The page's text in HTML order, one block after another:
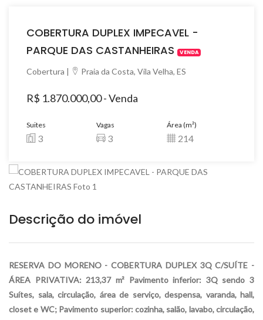
COBERTURA DUPLEX IMPECAVEL -
PARQUE DAS CASTANHEIRAS
VENDA
Cobertura | Praia da Costa, Vila Velha, ES
R$ 1.870.000,00 - Venda
Suites
3
Vagas
3
Área (m²)
214
Descrição do imóvel
RESERVA DO MORENO - COBERTURA DUPLEX 3Q C/SUÍTE -
ÁREA PRIVATIVA: 213,37 m² Pavimento inferior: 3Q sendo 3
Suítes, sala, circulação, área de serviço, despensa, varanda, hall,
closet e WC; Pavimento superior: cozinha, salão, lavabo, circulação,